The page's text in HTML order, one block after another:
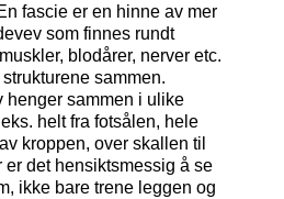
fascie er en hinne av mer
som finnes rundt
blodårer, nerver etc.
sammen.
henger sammen i ulike
helt fra fotsålen, hele
kroppen, over skallen til
det hensiktsmessig å se
ikke bare trene leggen og